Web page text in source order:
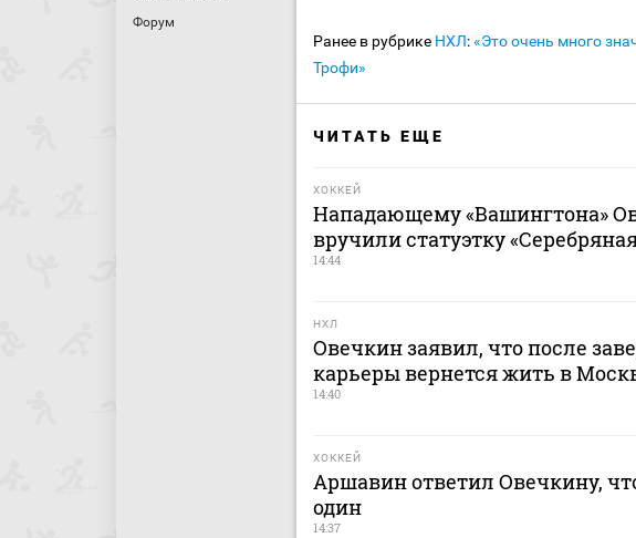
Форум
Ранее в рубрике НХЛ:«Это очень много
Трофи»
ЧИТАТЬ ЕЩЕ
ХОККЕЙ
Нападающему «Вашингтона»
вручили статуэтку
14:44
НХЛ
Овечкин заявил, что после
карьеры вернется жить в
14:40
ХОККЕЙ
Аршавин ответил Овечкину,
один
14:37